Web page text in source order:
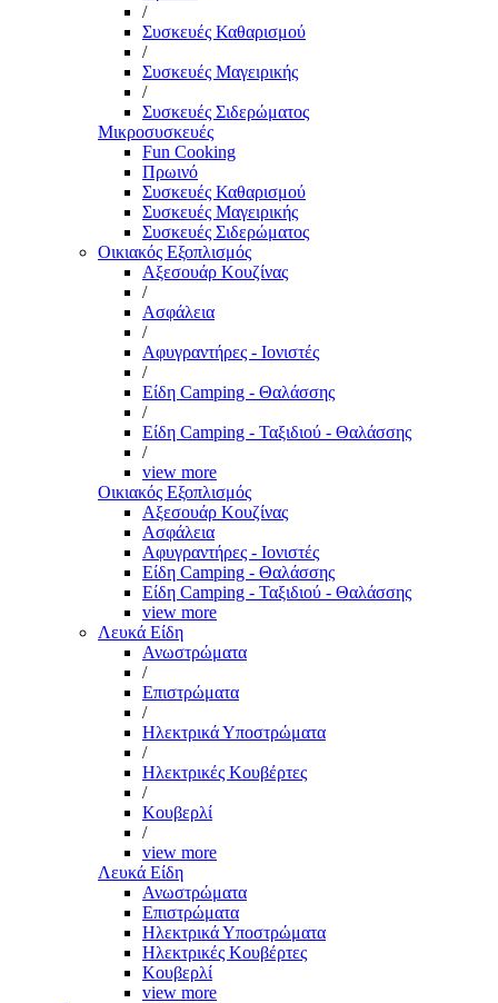
/
Συσκευές Καθαρισμού
/
Συσκευές Μαγειρικής
/
Συσκευές Σιδερώματος
Μικροσυσκευές
Fun Cooking
Πρωινό
Συσκευές Καθαρισμού
Συσκευές Μαγειρικής
Συσκευές Σιδερώματος
Οικιακός Εξοπλισμός
Αξεσουάρ Κουζίνας
/
Ασφάλεια
/
Αφυγραντήρες - Ιονιστές
/
Είδη Camping - Θαλάσσης
/
Είδη Camping - Ταξιδιού - Θαλάσσης
/
view more
Οικιακός Εξοπλισμός
Αξεσουάρ Κουζίνας
Ασφάλεια
Αφυγραντήρες - Ιονιστές
Είδη Camping - Θαλάσσης
Είδη Camping - Ταξιδιού - Θαλάσσης
view more
Λευκά Είδη
Ανωστρώματα
/
Επιστρώματα
/
Ηλεκτρικά Υποστρώματα
/
Ηλεκτρικές Κουβέρτες
/
Κουβερλί
/
view more
Λευκά Είδη
Ανωστρώματα
Επιστρώματα
Ηλεκτρικά Υποστρώματα
Ηλεκτρικές Κουβέρτες
Κουβερλί
view more